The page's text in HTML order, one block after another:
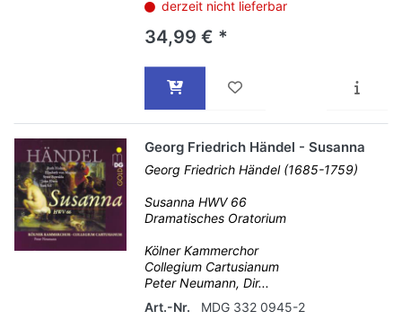
derzeit nicht lieferbar
34,99 € *
Georg Friedrich Händel - Susanna
Georg Friedrich Händel (1685-1759)
Susanna HWV 66
Dramatisches Oratorium
Kölner Kammerchor
Collegium Cartusianum
Peter Neumann, Dir...
Art.-Nr.
MDG 332 0945-2